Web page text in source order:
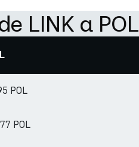
LINK a POL
POL
POL